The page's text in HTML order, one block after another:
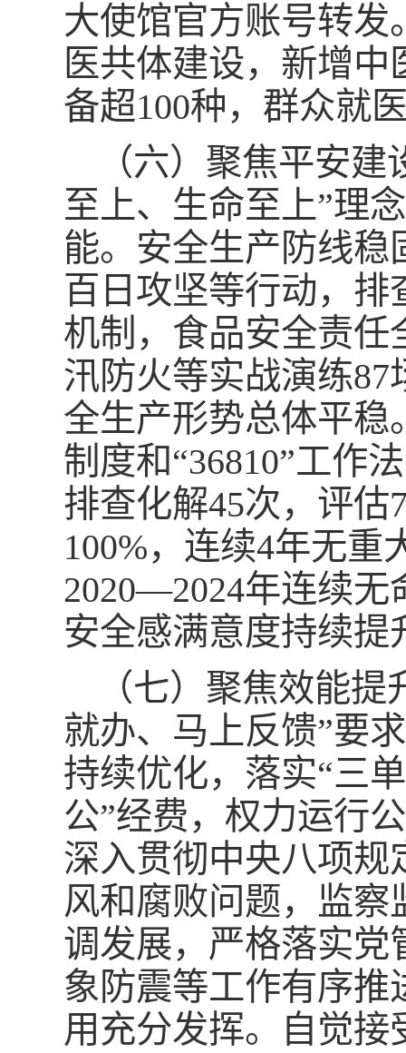
大使馆官方账号转
医共体建设，新增
备超100种，群众就
（六）聚焦平安
至上、生命至上”理
能。安全生产防线
百日攻坚等行动，排
机制，食品安全责任
汛防火等实战演练87
全生产形势总体平稳
制度和“36810”工作
排查化解45次，评估
100%，连续4年无
2020—2024年连续无
安全感满意度持续提
（七）聚焦效能
就办、马上反馈”要
持续优化，落实“三
公”经费，权力运行
深入贯彻中央八项规
风和腐败问题，监
调发展，严格落实党
象防震等工作有序
用充分发挥。自觉